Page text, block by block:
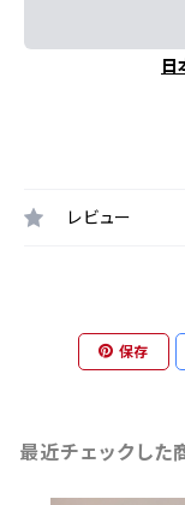
日
レビュー
保存
最近チェックした